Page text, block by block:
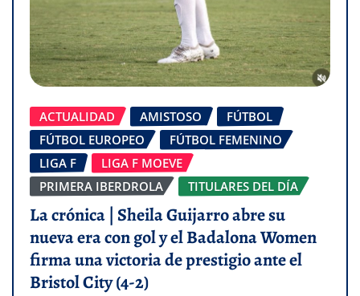
ACTUALIDAD AMISTOSO
FÚTBOL
FÚTBOL EUROPEO
FÚTBOL FEMENINO
LIGA F
LIGA F MOEVE
PRIMERA IBERDROLA
TITULARES DEL DÍA
La crónica | Sheila Guijarro abre su
nueva era con gol y el Badalona Women
firma una victoria de prestigio ante el
Bristol City (4-2)